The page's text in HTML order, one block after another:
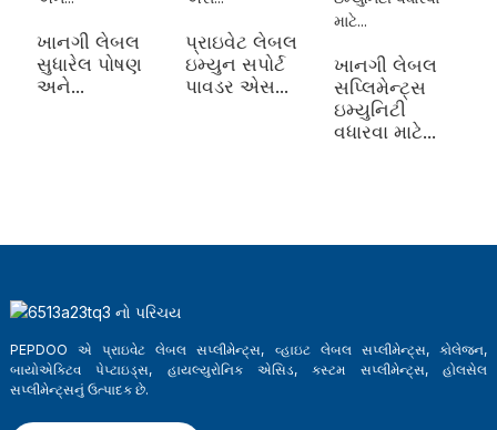
ખાનગી લેબલ
સુધારેલ પોષણ
અને...
પ્રાઇવેટ લેબલ
ઇમ્યુન સપોર્ટ
પાવડર એસ...
ખાનગી લેબલ
સપ્લિમેન્ટ્સ
ઇમ્યુનિટી
વધારવા માટે...
PEPDOO એ પ્રાઇવેટ લેબલ સપ્લીમેન્ટ્સ, વ્હાઇટ લેબલ સપ્લીમેન્ટ્સ, કોલેજન,
બાયોએક્ટિવ પેપ્ટાઇડ્સ, હાયલ્યુરોનિક એસિડ, કસ્ટમ સપ્લીમેન્ટ્સ, હોલસેલ
સપ્લીમેન્ટ્સનું ઉત્પાદક છે.